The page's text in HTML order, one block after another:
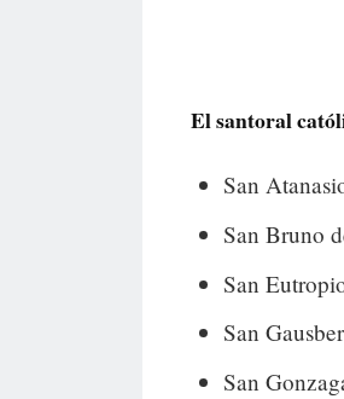
El santoral
San
San Bruno
San
San
San